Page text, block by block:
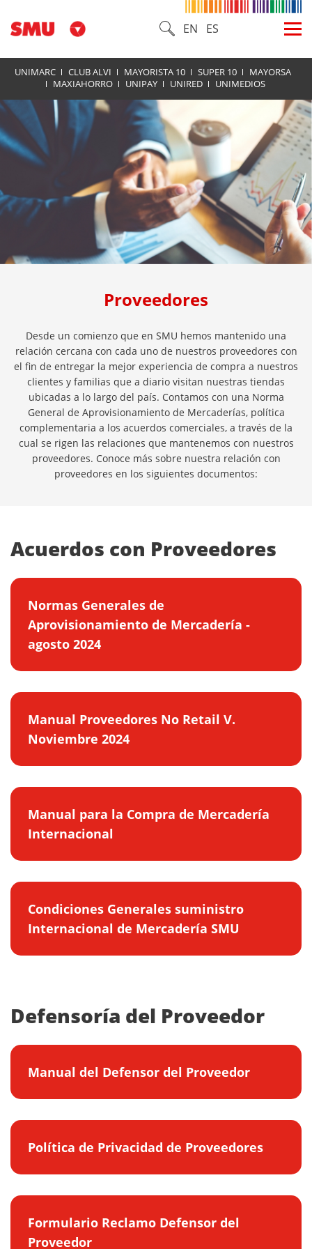
UNIMARC CLUB ALVI MAYORISTA 10 SUPER 10
MAYORSA
MAXIAHORRO
UNIPAY UNIRED UNIMEDIOS
EN ES
Proveedores
Desde un comienzo que en SMU hemos mantenido una
relación cercana con cada uno de nuestros proveedores con
el fin de entregar la mejor experiencia de compra a nuestros
clientes y familias que a diario visitan nuestras tiendas
ubicadas a lo largo del país. Contamos con una Norma
General de Aprovisionamiento de Mercaderías, política
complementaria a los acuerdos comerciales, a través de la
cual se rigen las relaciones que mantenemos con nuestros
proveedores. Conoce más sobre nuestra relación con
proveedores en los siguientes documentos:
Acuerdos con Proveedores
Normas Generales de
Aprovisionamiento de Mercadería -
agosto 2024
Manual Proveedores No Retail V.
Noviembre 2024
Manual para la Compra de Mercadería
Internacional
Condiciones Generales suministro
Internacional de Mercadería SMU
Defensoría del Proveedor
Manual del Defensor del Proveedor
Política de Privacidad de Proveedores
Formulario Reclamo Defensor del
Proveedor